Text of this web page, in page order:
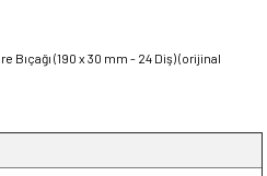
Bıçağı (190 x 30 mm - 24 Diş) (orijinal